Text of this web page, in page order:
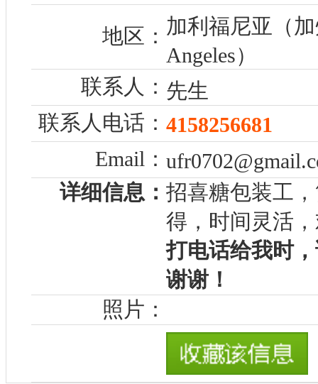
地区： 加利福尼亚（
Angeles）
联系人： 先生
联系人电话： 4158256681
Email：
详细信息： 招喜糖包装工
得，时间灵活
打电话给我时
谢谢！
照片：